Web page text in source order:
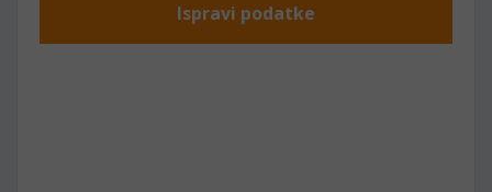
Ispravi podatke